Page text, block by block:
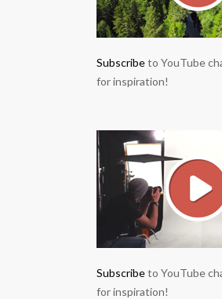
Subscribeto YouTube
for inspiration!
Subscribeto YouTube
for inspiration!